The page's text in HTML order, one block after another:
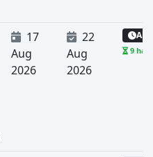
17
Aug
2026
22
Aug
2026
9 hari